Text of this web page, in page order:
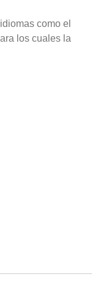
como el
los cuales la